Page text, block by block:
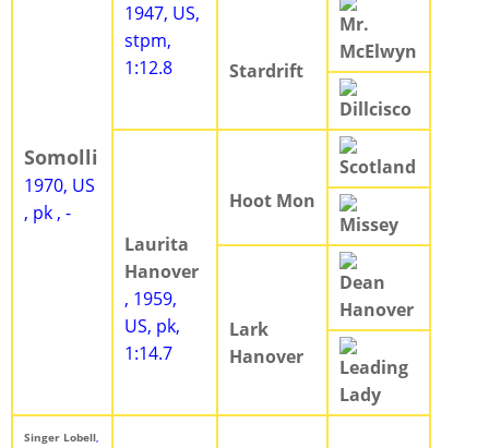
Somolli
1970, US
, pk , -
1947, US,
stpm,
1:12.8
Stardrift
Mr.
McElwyn
Dillcisco
Laurita
Hanover
, 1959,
US, pk,
1:14.7
Hoot Mon
Scotland
Missey
Lark
Hanover
Dean
Hanover
Leading
Lady
Singer Lobell,